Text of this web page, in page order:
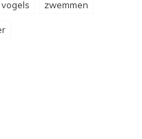
vogels zwemmen